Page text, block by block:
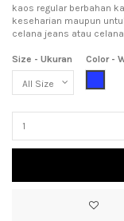
kaos regular berbahan
keseharian maupun
celana jeans atau
Size - Ukuran
Color -